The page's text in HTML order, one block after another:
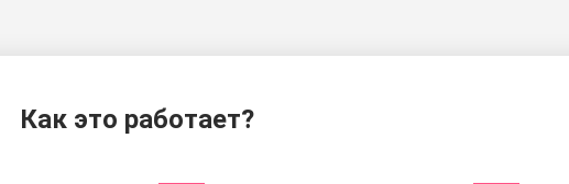
Как это работает?